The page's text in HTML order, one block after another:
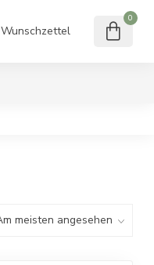
Wunschzettel
0